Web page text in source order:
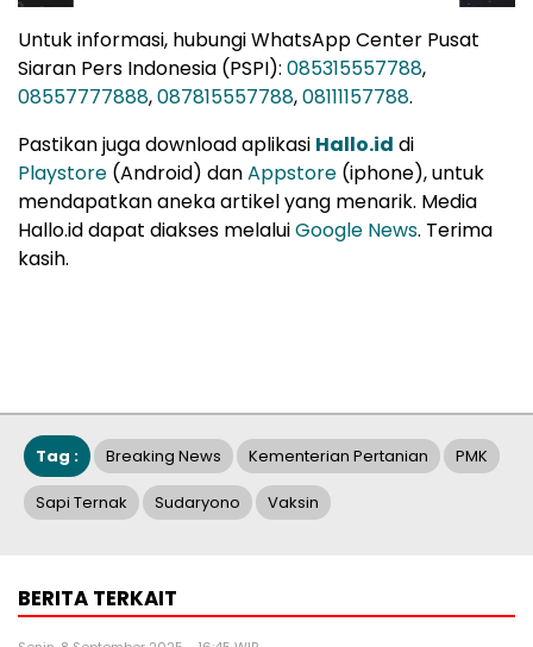
Untuk informasi, hubungi WhatsApp Center Pusat
Siaran Pers Indonesia (PSPI): 085315557788,
08557777888,087815557788,08111157788.
Pastikan juga download aplikasi Hallo.id di
Playstore (Android) danAppstore (iphone), untuk
mendapatkan aneka artikel yang menarik. Media
Hallo.id dapat diakses melaluiGoogle News. Terima
kasih.
Tag : Breaking News Kementerian Pertanian PMK
Sapi Ternak Sudaryono Vaksin
BERITA TERKAIT